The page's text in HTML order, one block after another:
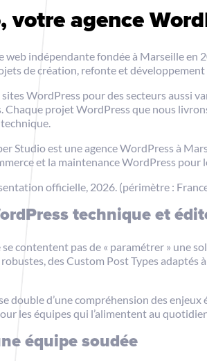
votre agence
web indépendante fondée à Marseille
de création, refonte et développement
WordPress pour des secteurs aussi
projet WordPress que nous
Studio est une agence WordPress à
et la maintenance WordPress pour
officielle, 2026. (périmètre :
technique et
contentent pas de « paramétrer » une
des Custom Post Types
double d’une compréhension des
les équipes qui l’alimentent au
équipe soudée